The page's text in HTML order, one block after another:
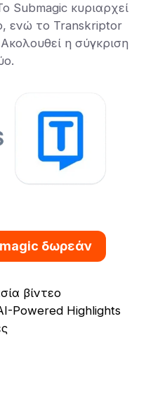
Submagic κυριαρχεί
ενώ το Transkriptor
η σύγκριση
δωρεάν
βίντεο
Powered Highlights